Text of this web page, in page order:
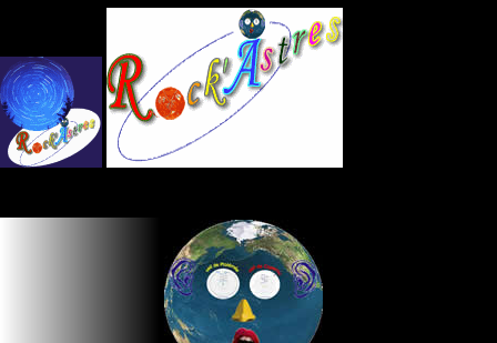
Panneau de gestion des cookies